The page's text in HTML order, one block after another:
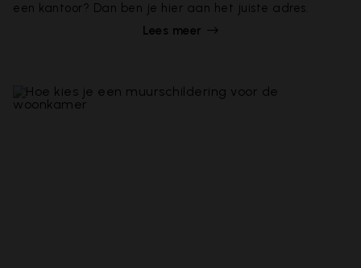
een kantoor? Dan ben je hier aan het juiste adres.
Lees meer